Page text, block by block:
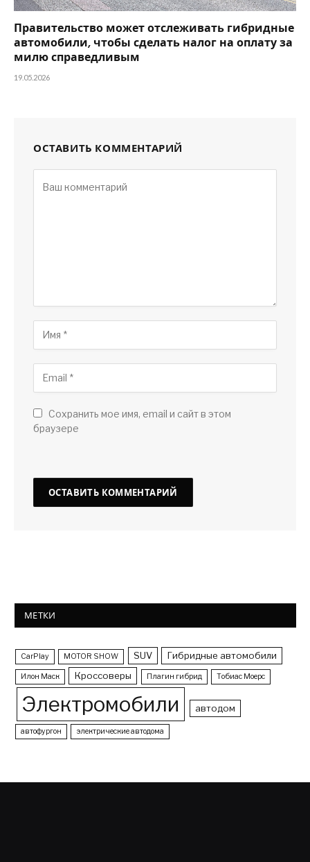
Правительство может отслеживать гибридные
автомобили, чтобы сделать налог на оплату за
милю справедливым
19.05.2026
ОСТАВИТЬ КОММЕНТАРИЙ
Сохранить мое имя, email и сайт в этом
браузере
МЕТКИ
CarPlay MOTOR SHOW SUV Гибридные автомобили
Илон Маск Кроссоверы Плагин гибрид Тобиас Моерс
Электромобили автодом
автофургон электрические автодома